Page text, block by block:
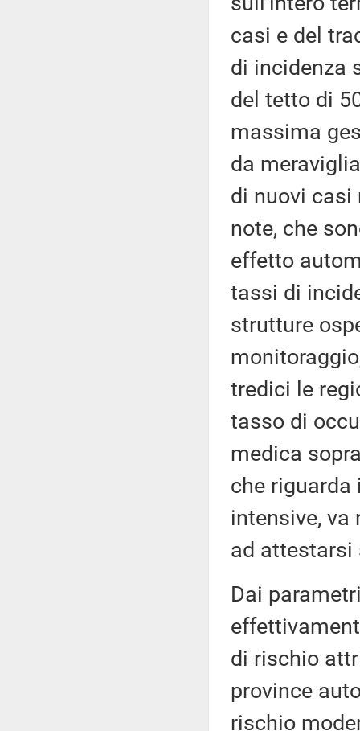
casi e del
di incidenza
del tetto di
massima
da
di nuovi casi
note, che
effetto
tassi di
strutture
tredici le
tasso di
medica
che riguarda
intensive, va
ad attestarsi
Dai
di rischio
province
rischio